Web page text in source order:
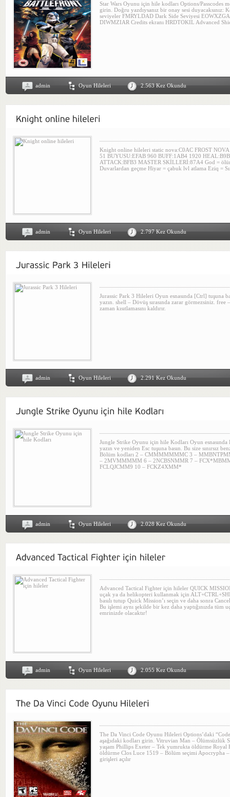
Star Wars Oyunu için hile kodları Options/Passcodes
girin. Doğru yazdıysanız bir onay sesi duyacaksınız:
seviyeler FMRYLDAD Dark Side Seviyesi
DIWMZIAR Credits ekranı HRDTOKIL Advanced
admin Oyun Hileleri 2.563 Kez Okundu
Knight online hileleri static nova:C0AC FROST
51 BUYUSU:EFAB 960 BUFF:1AB4 1920
ATTACK:BFB3 MASTER SKİLLERİ:87A4 God =
Duvarlardan geçme Hiyar = çabuk lvl atlama Eziq =
admin Oyun Hileleri 2.797 Kez Okundu
Jurassic Park 3 Hileleri Oyun esnasında [Ctrl] tuşuna
yazın. shell – Dövüş sırasında zarar görmezsiniz. free
zaman kısıtlamasını kaldırır.
admin Oyun Hileleri 2.291 Kez Okundu
Jungle Strike Oyunu için hile Kodları Oyun esnasında
yazın ve yeniden Esc tuşuna basın. Bu size sınırsız
Bölüm kodları 2 – CMMMMMMMC 3 –
– 2MVMMMMM 6 – 2NCBSNMMR 7 –
FCLQJCMM9 10 – FCKZ4XMM*
admin Oyun Hileleri 2.028 Kez Okundu
Advanced Tactical Fighter için hileler QUICK
uçak ya da helikopteri kullanmak için
basılı tutup Quick Mission’ı seçin ve daha sonra
Bu işlemi aynı şekilde bir kez daha yaptığınızda tüm
emrinizde olacaktır!
admin Oyun Hileleri 2.055 Kez Okundu
The Da Vinci Code Oyunu Hileleri Options’daki
aşağıdaki kodları girin. Vitruvian Man – Ölümsüzlük
yaşam Phillips Exeter – Tek yumrukta öldürme Royal
öldürme Clos Luce 1519 – Bölüm seçimi Apocrypha –
girişleri açılır